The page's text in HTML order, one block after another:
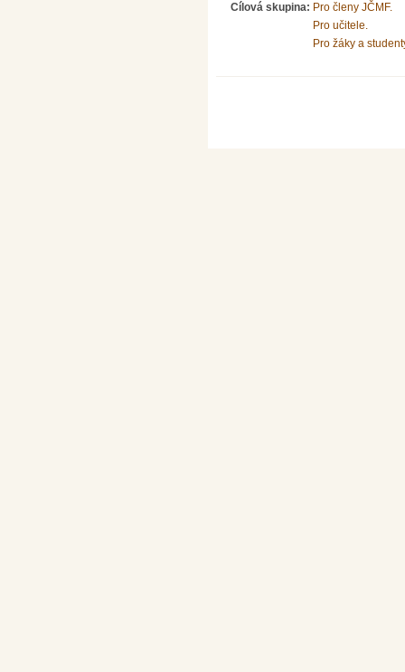
Cílová skupina: Pro členy JČMF.
Pro učitele.
Pro žáky a